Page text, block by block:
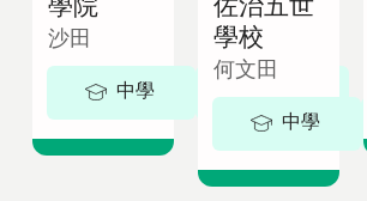
沙田
中學
學校
何文田
中學